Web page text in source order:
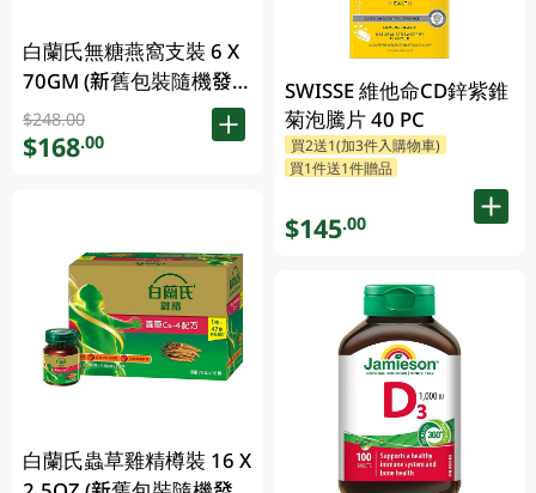
白蘭氏無糖燕窩支裝 6 X
70GM (新舊包裝隨機發
放)
$248.00
$168.00
白蘭氏蟲草雞精樽裝 16 X
SWISSE 維他命CD鋅紫錐
菊泡騰片 40 PC
買2送1(加3件入購物車)
買1件送1件贈品
$145.00